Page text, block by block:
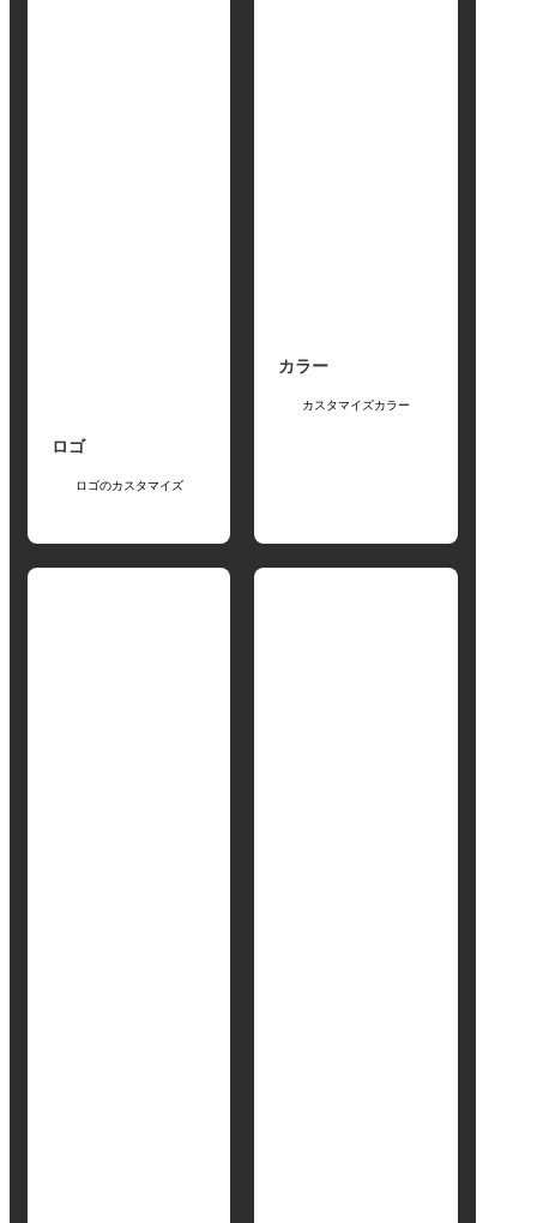
ロゴ
ロゴのカスタマイズ
カラー
カスタマイズカラー